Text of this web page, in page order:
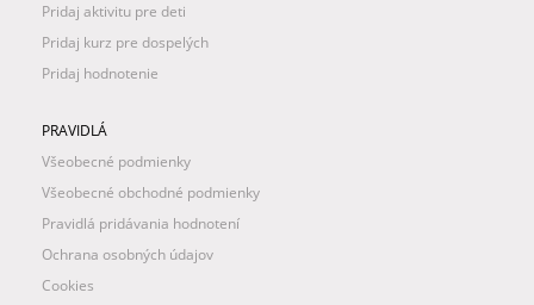
Pridaj aktivitu pre deti
Pridaj kurz pre dospelých
Pridaj hodnotenie
PRAVIDLÁ
Všeobecné podmienky
Všeobecné obchodné podmienky
Pravidlá pridávania hodnotení
Ochrana osobných údajov
Cookies